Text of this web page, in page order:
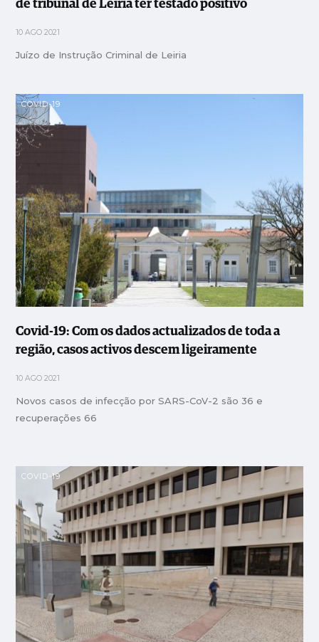
de tribunal de Leiria ter testado positivo
10 AGO 2021
Juízo de Instrução Criminal de Leiria
COVID-19
Covid-19: Com os dados actualizados de toda a
região, casos activos descem ligeiramente
10 AGO 2021
Novos casos de infecção por SARS-CoV-2 são 36 e
recuperações 66
COVID-19